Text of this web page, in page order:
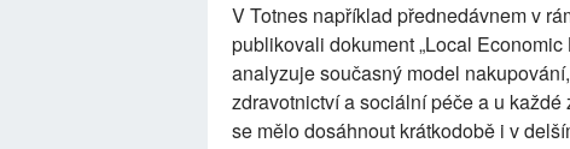
V Totnes například přednedávnem v
publikovali dokument „Local
analyzuje současný model
zdravotnictví a sociální péče a u
se mělo dosáhnout krátkodobě i v